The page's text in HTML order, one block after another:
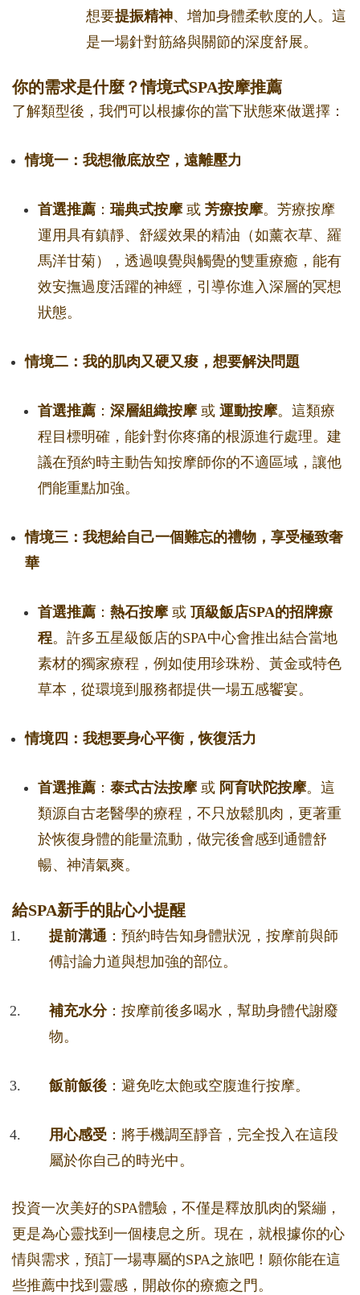
想要提振精神、增加身體柔軟度的人。這
是一場針對筋絡與關節的深度舒展。
你的需求是什麼？情境式SPA按摩推薦
了解類型後，我們可以根據你的當下狀態來做選擇：
情境一：我想徹底放空，遠離壓力
首選推薦 ： 瑞典式按摩或 芳療按摩。芳療按摩
運用具有鎮靜、舒緩效果的精油（如薰衣草、羅
馬洋甘菊），透過嗅覺與觸覺的雙重療癒，能有
效安撫過度活躍的神經，引導你進入深層的冥想
狀態。
情境二：我的肌肉又硬又痠，想要解決問題
首選推薦 ： 深層組織按摩或 運動按摩。這類療
程目標明確，能針對你疼痛的根源進行處理。建
議在預約時主動告知按摩師你的不適區域，讓他
們能重點加強。
情境三：我想給自己一個難忘的禮物，享受極致奢
華
首選推薦 ： 熱石按摩或 頂級飯店SPA的招牌療
程。許多五星級飯店的SPA中心會推出結合當地
素材的獨家療程，例如使用珍珠粉、黃金或特色
草本，從環境到服務都提供一場五感饗宴。
情境四：我想要身心平衡，恢復活力
首選推薦 ： 泰式古法按摩或 阿育吠陀按摩。這
類源自古老醫學的療程，不只放鬆肌肉，更著重
於恢復身體的能量流動，做完後會感到通體舒
暢、神清氣爽。
給SPA新手的貼心小提醒
提前溝通 ：預約時告知身體狀況，按摩前與師
傅討論力道與想加強的部位。
補充水分：按摩前後多喝水，幫助身體代謝廢
物。
飯前飯後 ：避免吃太飽或空腹進行按摩。
用心感受 ：將手機調至靜音，完全投入在這段
屬於你自己的時光中。
投資一次美好的SPA體驗，不僅是釋放肌肉的緊繃，
更是為心靈找到一個棲息之所。現在，就根據你的心
情與需求，預訂一場專屬的SPA之旅吧！願你能在這
些推薦中找到靈感，開啟你的療癒之門。